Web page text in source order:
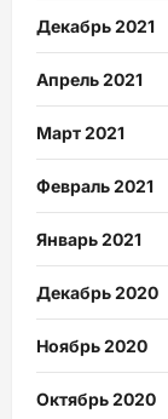
Декабрь 2021
Апрель 2021
Март 2021
Февраль 2021
Январь 2021
Декабрь 2020
Ноябрь 2020
Октябрь 2020